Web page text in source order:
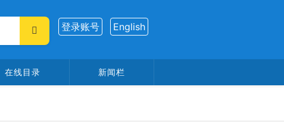
登录账号 English
在线目录 新闻栏